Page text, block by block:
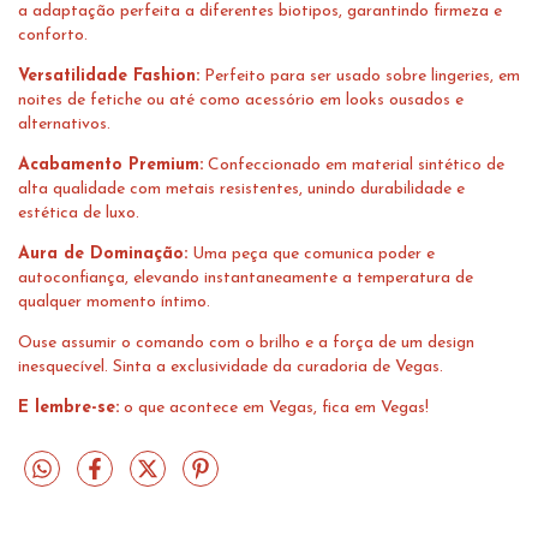
a adaptação perfeita a diferentes biotipos, garantindo firmeza e
conforto.
Versatilidade Fashion: Perfeito para ser usado sobre lingeries, em
noites de fetiche ou até como acessório em looks ousados e
alternativos.
Acabamento Premium: Confeccionado em material sintético de
alta qualidade com metais resistentes, unindo durabilidade e
estética de luxo.
Aura de Dominação: Uma peça que comunica poder e
autoconfiança, elevando instantaneamente a temperatura de
qualquer momento íntimo.
Ouse assumir o comando com o brilho e a força de um design
inesquecível. Sinta a exclusividade da curadoria de Vegas.
E lembre-se: o que acontece em Vegas, fica em Vegas!